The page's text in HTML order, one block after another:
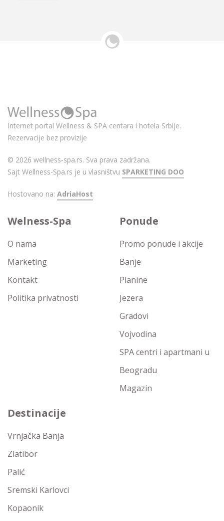
Internet portal Wellness & SPA centara i hotela Srbije.
Rezervacije bez provizije
© 2026 wellness-spa.rs. Sva prava zadržana.
Sajt Wellness-Spa.rs je u vlasništvu SPARKETING DOO
Hostovano na: AdriaHost
Welness-Spa
O nama
Marketing
Kontakt
Politika privatnosti
Ponude
Promo ponude i akcije
Banje
Planine
Jezera
Gradovi
Vojvodina
SPA centri i apartmani u
Beogradu
Magazin
Destinacije
Vrnjačka Banja
Zlatibor
Palić
Sremski Karlovci
Kopaonik